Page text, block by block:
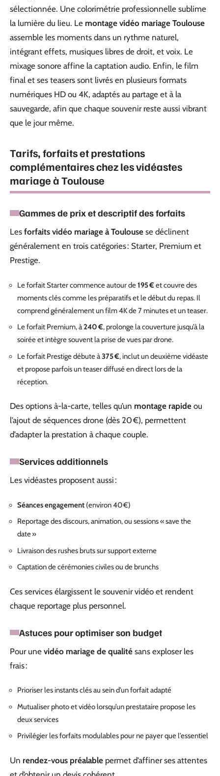
sélectionnée. Une colorimétrie professionnelle sublime
la lumière du lieu. Le montage vidéo mariage Toulouse
assemble les moments dans un rythme naturel,
intégrant effets, musiques libres de droit, et voix. Le
mixage sonore affine la captation audio. Enfin, le film
final et ses teasers sont livrés en plusieurs formats
numériques HD ou 4K, adaptés au partage et à la
sauvegarde, afin que chaque souvenir reste aussi vibrant
que le jour même.
Tarifs, forfaits et prestations
complémentaires chez les vidéastes
mariage à Toulouse
Gammes de prix et descriptif des forfaits
Les forfaits vidéo mariage à Toulouse se déclinent
généralement en trois catégories : Starter, Premium et
Prestige.
Le forfait Starter commence autour de195 € et couvre des
moments clés comme les préparatifs et le début du repas. Il
comprend généralement un film 4K de 7 minutes et un teaser.
Le forfait Premium, à240 €, prolonge la couverture jusqu’à la
soirée et intègre souvent la prise de vues par drone.
Le forfait Prestige débute à375 €, inclut un deuxième vidéaste
et propose parfois un teaser diffusé en direct lors de la
réception.
Des options à-la-carte, telles qu’un montage rapide ou
l’ajout de séquences drone (dès 20 €), permettent
d’adapter la prestation à chaque couple.
Services additionnels
Les vidéastes proposent aussi :
Séances engagement (environ 40 €)
Reportage des discours, animation, ou sessions « save the
date »
Livraison des rushes bruts sur support externe
Captation de cérémonies civiles ou de brunchs
Ces services élargissent le souvenir vidéo et rendent
chaque reportage plus personnel.
Astuces pour optimiser son budget
Pour une vidéo mariage de qualité sans exploser les
frais :
Prioriser les instants clés au sein d’un forfait adapté
Mutualiser photo et vidéo lorsqu’un prestataire propose les
deux services
Privilégier les forfaits modulables pour ne payer que l’essentiel
Un rendez-vous préalable permet d’affiner ses attentes